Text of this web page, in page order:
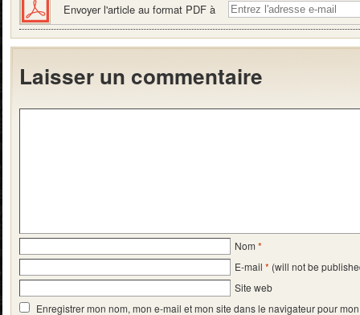
Envoyer l'article au format PDF à
Laisser un commentaire
Nom *
E-mail * (will not be
Site web
Enregistrer mon nom, mon e-mail et mon site dans le navigateur pour